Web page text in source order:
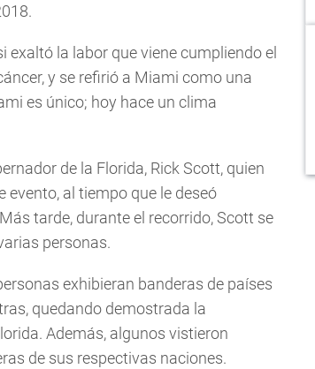
exaltó la labor que viene cumpliendo el
y se refirió a Miami como una
es único; hoy hace un clima
de la Florida, Rick Scott, quien
al tiempo que le deseó
tarde, durante el recorrido, Scott se
personas.
exhibieran banderas de países
quedando demostrada la
Además, algunos vistieron
de sus respectivas naciones.